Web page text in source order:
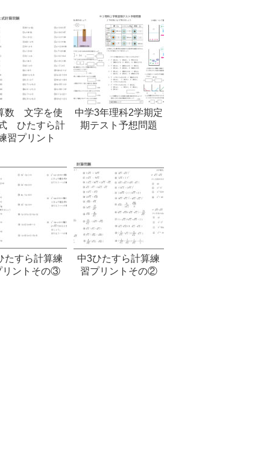
数 文字を使
ひたすら計
習プリント
中学3年理科2学期定
期テスト予想問題
たすら計算練
リントその③
中3ひたすら計算練
習プリントその②